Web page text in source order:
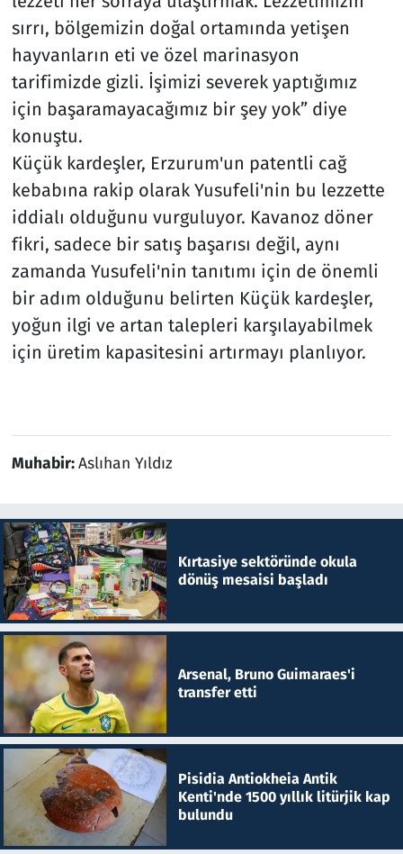
sırrı, bölgemizin doğal ortamında yetişen
hayvanların eti ve özel marinasyon
tarifimizde gizli. İşimizi severek yaptığımız
için başaramayacağımız bir şey yok” diye
konuştu.
Küçük kardeşler, Erzurum'un patentli cağ
kebabına rakip olarak Yusufeli'nin bu lezzette
iddialı olduğunu vurguluyor. Kavanoz döner
fikri, sadece bir satış başarısı değil, aynı
zamanda Yusufeli'nin tanıtımı için de önemli
bir adım olduğunu belirten Küçük kardeşler,
yoğun ilgi ve artan talepleri karşılayabilmek
için üretim kapasitesini artırmayı planlıyor.
Muhabir:Aslıhan Yıldız
Kırtasiye sektöründe okula
dönüş mesaisi başladı
Arsenal, Bruno Guimaraes'i
transfer etti
Pisidia Antiokheia Antik
Kenti'nde 1500 yıllık litürjik kap
bulundu